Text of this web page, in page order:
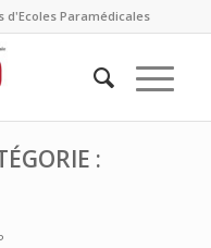
d'Ecoles Paramédicales
: